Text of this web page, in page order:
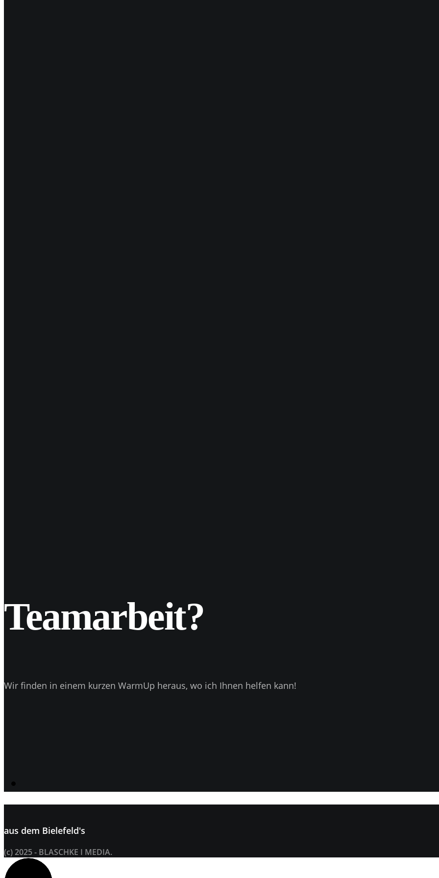
Teamarbeit?
Wir finden in einem kurzen WarmUp heraus, wo ich Ihnen helfen kann!
aus dem Bielefeld's
(c) 2025 - BLASCHKE I MEDIA.